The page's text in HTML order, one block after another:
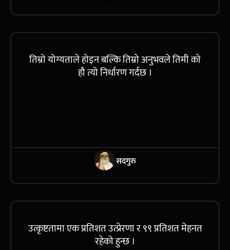
तिम्रो योग्यताले होइन बल्कि तिम्रो अनुभवले तिमी को
हौ त्यो निर्धारण गर्दछ ।
सदगुरु
उत्कृष्टतामा एक प्रतिशत उत्प्रेरणा र ९९ प्रतिशत मेहनत
रहेको हुन्छ ।